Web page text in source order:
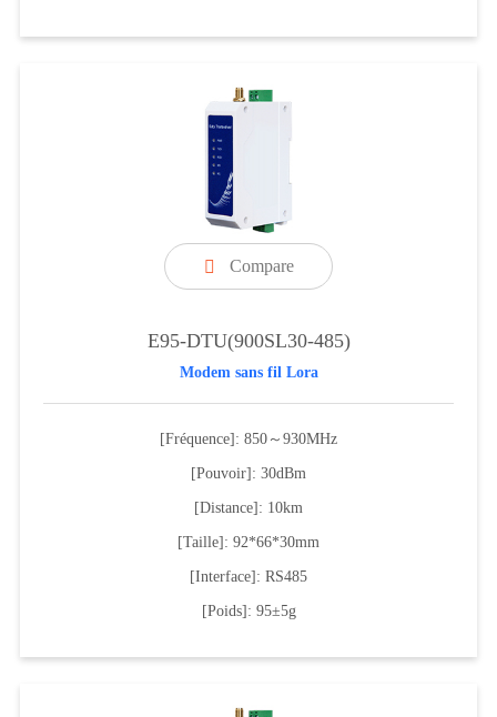
 Compare
E95-DTU(900SL30-485)
Modem sans fil Lora
[Fréquence]: 850～930MHz
[Pouvoir]: 30dBm
[Distance]: 10km
[Taille]: 92*66*30mm
[Interface]: RS485
[Poids]: 95±5g